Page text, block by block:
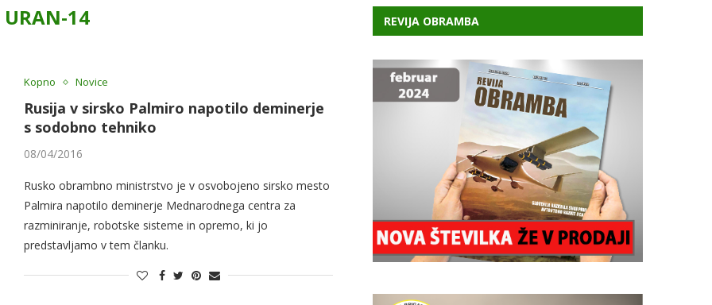
URAN-14
Kopno Novice
Rusija v sirsko Palmiro napotilo deminerje
s sodobno tehniko
08/04/2016
Rusko obrambno ministrstvo je v osvobojeno sirsko mesto
Palmira napotilo deminerje Mednarodnega centra za
razminiranje, robotske sisteme in opremo, ki jo
predstavljamo v tem članku.
REVIJA OBRAMBA